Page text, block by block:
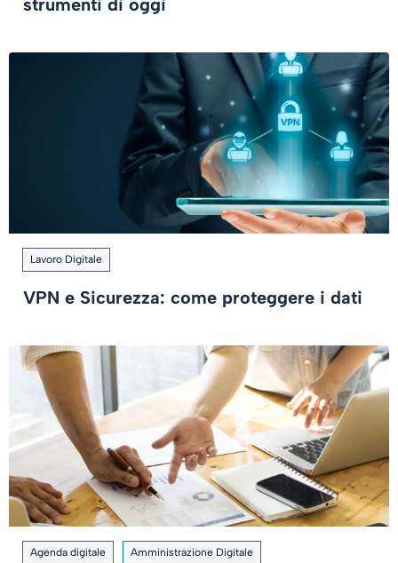
strumenti di oggi
Lavoro Digitale
VPN e Sicurezza: come proteggere i dati
Agenda digitale Amministrazione Digitale